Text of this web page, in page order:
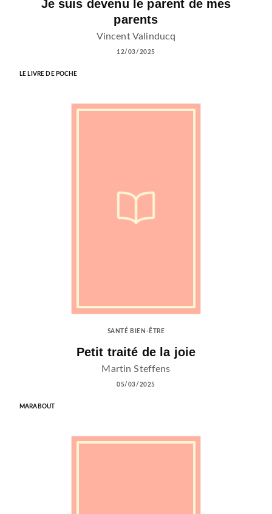
Je suis devenu le parent de mes
parents
Vincent Valinducq
12/03/2025
LE LIVRE DE POCHE
SANTÉ BIEN-ÊTRE
Petit traité de la joie
Martin Steffens
05/03/2025
MARABOUT